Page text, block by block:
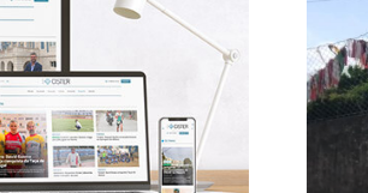
nos a manter este serviço público!